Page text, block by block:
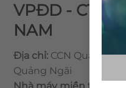
VPĐD - CTY
NAM
Địa chỉ: CCN Quán
Quảng Ngãi